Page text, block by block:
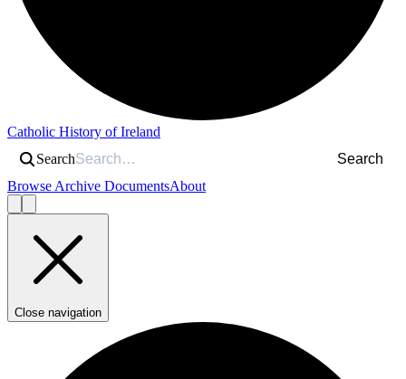
Catholic History of Ireland
Search
Search
Browse Archive DocumentsAbout
Close navigation